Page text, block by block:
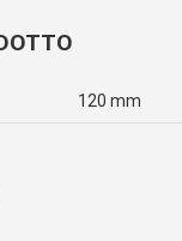
120 mm